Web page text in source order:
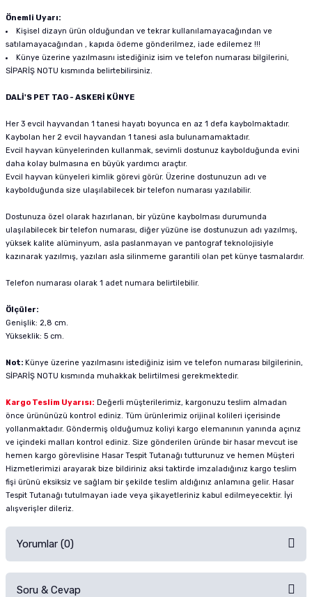
Önemli Uyarı:
Kişisel dizayn ürün olduğundan ve tekrar kullanılamayacağından ve
satılamayacağından , kapıda ödeme gönderilmez, iade edilemez !!!
Künye üzerine yazılmasını istediğiniz isim ve telefon numarası bilgilerini,
SİPARİŞ NOTU kısmında belirtebilirsiniz.
DALİ'S PET TAG - ASKERİ KÜNYE
Her 3 evcil hayvandan 1 tanesi hayatı boyunca en az 1 defa kaybolmaktadır.
Kaybolan her 2 evcil hayvandan 1 tanesi asla bulunamamaktadır.
Evcil hayvan künyelerinden kullanmak, sevimli dostunuz kaybolduğunda evini
daha kolay bulmasına en büyük yardımcı araçtır.
Evcil hayvan künyeleri kimlik görevi görür. Üzerine dostunuzun adı ve
kaybolduğunda size ulaşılabilecek bir telefon numarası yazılabilir.
Dostunuza özel olarak hazırlanan, bir yüzüne kaybolması durumunda
ulaşılabilecek bir telefon numarası, diğer yüzüne ise dostunuzun adı yazılmış,
yüksek kalite alüminyum, asla paslanmayan ve pantograf teknolojisiyle
kazınarak yazılmış, yazıları asla silinmeme garantili olan pet künye tasmalardır.
Telefon numarası olarak 1 adet numara belirtilebilir.
Ölçüler:
Genişlik: 2,8 cm.
Yükseklik: 5 cm.
Not: Künye üzerine yazılmasını istediğiniz isim ve telefon numarası bilgilerinin,
SİPARİŞ NOTU kısmında muhakkak belirtilmesi gerekmektedir.
Kargo Teslim Uyarısı: Değerli müşterilerimiz, kargonuzu teslim almadan
önce ürününüzü kontrol ediniz. Tüm ürünlerimiz orijinal kolileri içerisinde
yollanmaktadır. Göndermiş olduğumuz koliyi kargo elemanının yanında açınız
ve içindeki malları kontrol ediniz. Size gönderilen üründe bir hasar mevcut ise
hemen kargo görevlisine Hasar Tespit Tutanağı tutturunuz ve hemen Müşteri
Hizmetlerimizi arayarak bize bildiriniz aksi taktirde imzaladığınız kargo teslim
fişi ürünü eksiksiz ve sağlam bir şekilde teslim aldığınız anlamına gelir. Hasar
Tespit Tutanağı tutulmayan iade veya şikayetleriniz kabul edilmeyecektir. İyi
alışverişler dileriz.
Yorumlar (0)
Soru & Cevap